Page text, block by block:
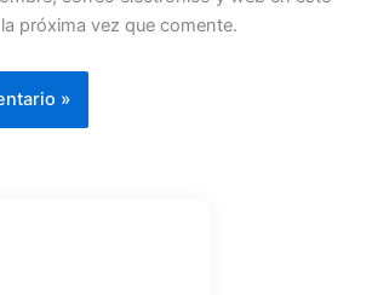
próxima vez que comente.